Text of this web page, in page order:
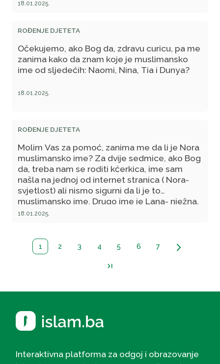
9. mjesecu trudnoće, nadam se da ćete što
prije odgovoriti na moja pitanja i na taj način
olakšati nam problem oko izbora imena.
18.01.2025.
ROĐENJE DJETETA
Očekujemo, ako Bog da, zdravu curicu, pa me
zanima kako da znam koje je muslimansko
ime od sljedećih: Naomi, Nina, Tia i Dunya?
18.01.2025.
ROĐENJE DJETETA
Molim Vas za pomoć, zanima me da li je Nora
muslimansko ime? Za dvije sedmice, ako Bog
da, treba nam se roditi kćerkica, ime sam
našla na jednoj od internet stranica ( Nora-
svjetlost) ali nismo sigurni da li je to
muslimansko ime. Drugo ime je Lana- nježna.
18.01.2025.
1 2 3 4 5 6 7 arrow_forward_ios
last_page
Interaktivna platforma za odgoj i obrazovanje